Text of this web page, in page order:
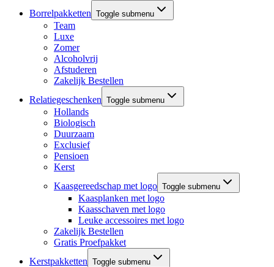
Borrelpakketten Toggle submenu
Team
Luxe
Zomer
Alcoholvrij
Afstuderen
Zakelijk Bestellen
Relatiegeschenken Toggle submenu
Hollands
Biologisch
Duurzaam
Exclusief
Pensioen
Kerst
Kaasgereedschap met logo Toggle submenu
Kaasplanken met logo
Kaasschaven met logo
Leuke accessoires met logo
Zakelijk Bestellen
Gratis Proefpakket
Kerstpakketten Toggle submenu